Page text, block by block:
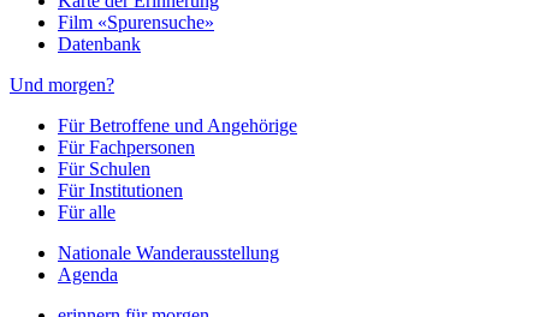
Film «Spurensuche»
Datenbank
Und morgen?
Für Betroffene und Angehörige
Für Fachpersonen
Für Schulen
Für Institutionen
Für alle
Nationale Wanderausstellung
Agenda